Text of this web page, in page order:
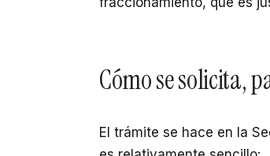
Cómo se solicita,
El trámite se hace en la